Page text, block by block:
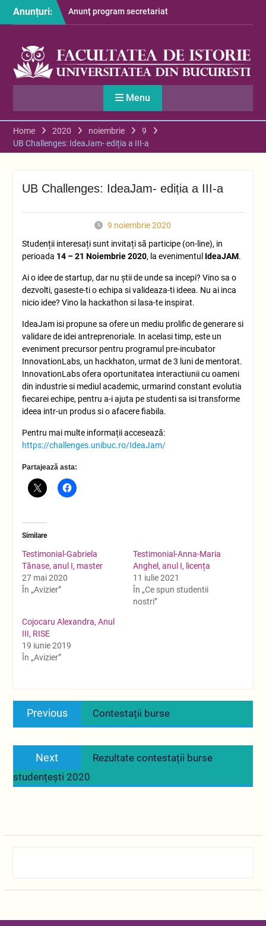
Anunțuri:
Anunț program secretariat
– luna august
2026
S-au afișat informațiile
despre cazarea studenților
în anul universitar 2026-
Menu
Home 2020 noiembrie
9
UB Challenges: IdeaJam- ediția a III-a
UB Challenges: IdeaJam- ediția a III-a
9 noiembrie 2020
Studenții interesați sunt invitați să participe (on-line), in
perioada 14 – 21 Noiembrie 2020, la evenimentul IdeaJAM.
Ai o idee de startup, dar nu știi de unde sa incepi? Vino sa o
dezvolti, gaseste-ti o echipa si valideaza-ti ideea. Nu ai inca
nicio idee? Vino la hackathon si lasa-te inspirat.
IdeaJam isi propune sa ofere un mediu prolific de generare si
validare de idei antreprenoriale. In acelasi timp, este un
eveniment precursor pentru programul pre-incubator
InnovationLabs, un hackhaton, urmat de 3 luni de mentorat.
InnovationLabs ofera oportunitatea interactiunii cu oameni
din industrie si mediul academic, urmarind constant evolutia
fiecarei echipe, pentru a-i ajuta pe studenti sa isi transforme
ideea intr-un produs si o afacere fiabila.
Pentru mai multe informații accesează:
https://challenges.unibuc.ro/IdeaJam/
Partajează asta:
Similare
Testimonial-Gabriela
Tănase, anul I, master
27 mai 2020
În „Avizier”
Testimonial-Anna-Maria
Anghel, anul I, licența
11 iulie 2021
În „Ce spun studentii
nostri”
Cojocaru Alexandra, Anul
III, RISE
19 iunie 2019
În „Avizier”
Navigare
Previous
post:
Contestații burse
Next
post:
Rezultate contestații burse
studențești 2020